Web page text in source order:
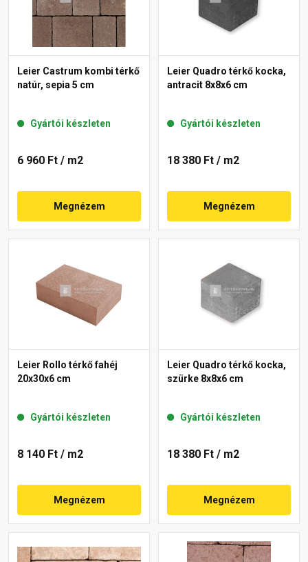
Leier Castrum kombi térkő
natúr, sepia 5 cm
Gyártói készleten
6 960 Ft / m2
Megnézem
Leier Quadro térkő kocka,
antracit 8x8x6 cm
Gyártói készleten
18 380 Ft / m2
Megnézem
Leier Rollo térkő fahéj
20x30x6 cm
Gyártói készleten
8 140 Ft / m2
Megnézem
Leier Quadro térkő kocka,
szürke 8x8x6 cm
Gyártói készleten
18 380 Ft / m2
Megnézem